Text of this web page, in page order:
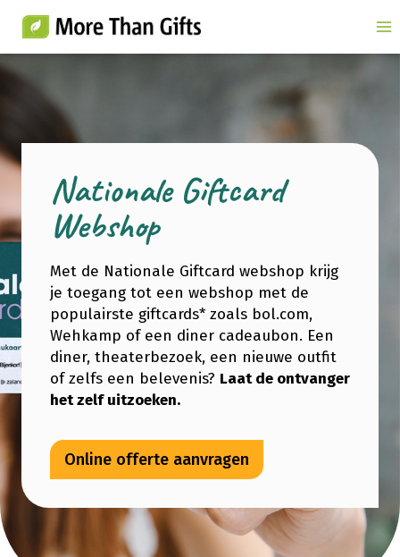
naar
inhoud
Nationale Giftcard
Webshop
Met de Nationale Giftcard webshop krijg
je toegang tot een webshop met de
populairste giftcards* zoals bol.com,
Wehkamp of een diner cadeaubon. Een
diner, theaterbezoek, een nieuwe outfit
of zelfs een belevenis? Laat de ontvanger
het zelf uitzoeken.
Online offerte aanvragen